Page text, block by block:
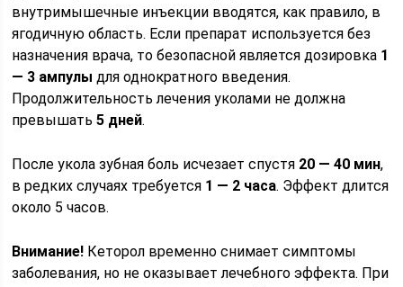
внутримышечные инъекции вводятся, как правило, в
ягодичную область. Если препарат используется без
назначения врача, то безопасной является дозировка 1
— 3 ампулы для однократного введения.
Продолжительность лечения уколами не должна
превышать5 дней.
После укола зубная боль исчезает спустя 20 — 40 мин,
в редких случаях требуется 1 — 2 часа. Эффект длится
около 5 часов.
Внимание! Кеторол временно снимает симптомы
заболевания, но не оказывает лечебного эффекта. При